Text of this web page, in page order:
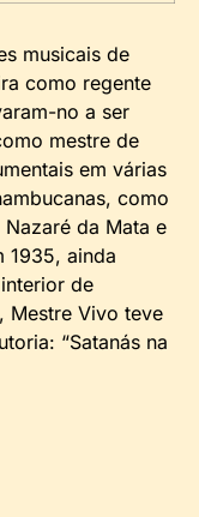
musicais de
como regente
no a ser
mestre de
em várias
como
da Mata e
1935, ainda
de
Mestre Vivo teve
“Satanás na